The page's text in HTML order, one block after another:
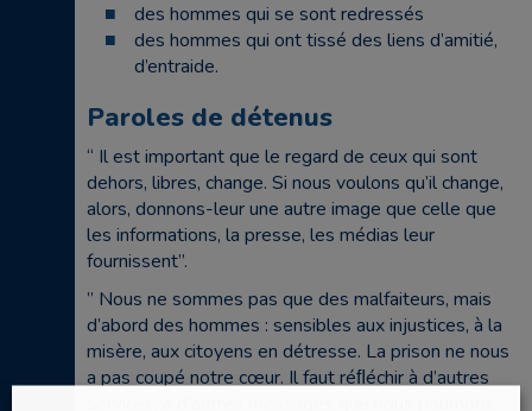
des hommes qui se sont redressés
des hommes qui ont tissé des liens d’amitié,
d’entraide.
Paroles de détenus
“ Il est important que le regard de ceux qui sont
dehors, libres, change. Si nous voulons qu’il change,
alors, donnons-leur une autre image que celle que
les informations, la presse, les médias leur
fournissent”.
” Nous ne sommes pas que des malfaiteurs, mais
d’abord des hommes : sensibles aux injustices, à la
misère, aux citoyens en détresse. La prison ne nous
a pas coupé notre cœur. Il faut réﬂéchir à d’autres